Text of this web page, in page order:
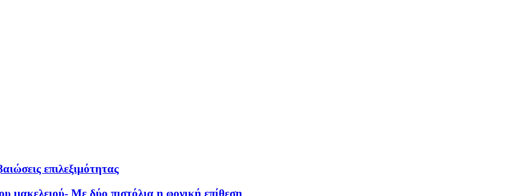
επιλεξιμότητας
μακελειού- Με δύο πιστόλια η φονική επίθεση